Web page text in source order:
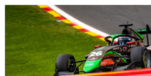
About Us